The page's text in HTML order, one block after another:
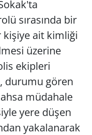
sırasında bir
kişiye ait kimliği
üzerine
ekipleri
durumu gören
müdahale
yere düşen
yakalanarak